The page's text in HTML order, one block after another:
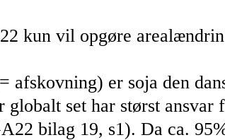
kun vil opgøre
er soja den
set har størst
bilag 19, s1). Da ca.